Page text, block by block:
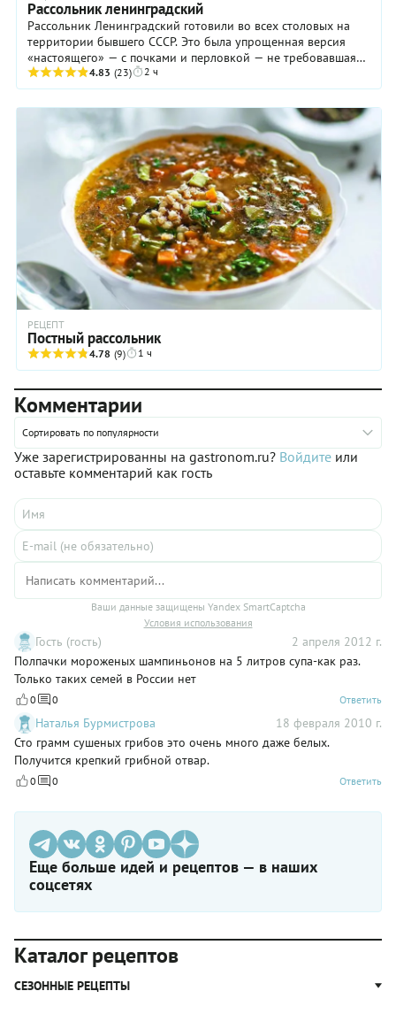
Рассольник ленинградский
Рассольник Ленинградский готовили во всех столовых на
территории бывшего СССР. Это была упрощенная версия
«настоящего» — с почками и перловкой — не требовавшая
много времени ...
4.83 (23) 2 ч
РЕЦЕПТ
Постный рассольник
4.78 (9) 1 ч
Комментарии
Сортировать по популярности
Уже зарегистрированны на gastronom.ru? Войдите или
оставьте комментарий как гость
Ваши данные защищены Yandex SmartCaptcha
Условия использования
Гость (гость)
2 апреля 2012 г.
Полпачки мороженых шампиньонов на 5 литров супа-как раз.
Только таких семей в России нет
0 0 Ответить
Наталья Бурмистрова
18 февраля 2010 г.
Сто грамм сушеных грибов это очень много даже белых.
Получится крепкий грибной отвар.
0 0 Ответить
Еще больше идей и рецептов — в наших
соцсетях
Каталог рецептов
СЕЗОННЫЕ РЕЦЕПТЫ